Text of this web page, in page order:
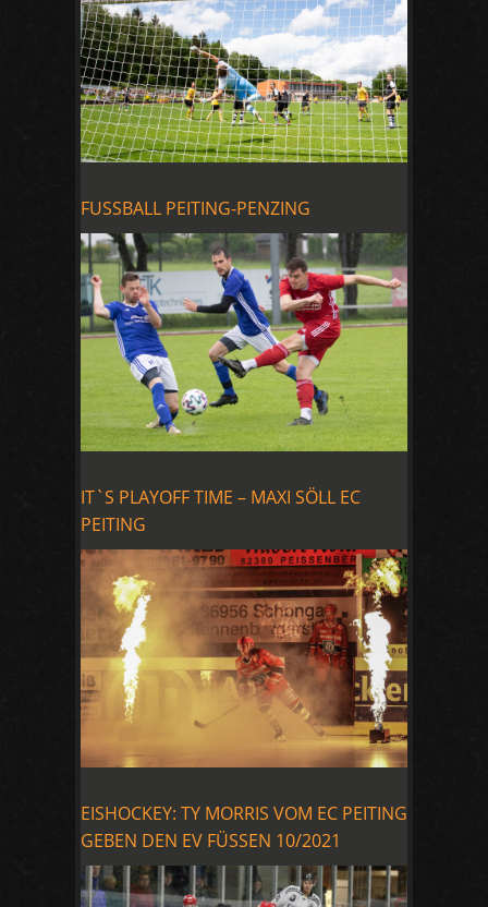
FUSSBALL PEITING-PENZING
IT`S PLAYOFF TIME – MAXI SÖLL EC
PEITING
EISHOCKEY: TY MORRIS VOM EC PEITING
GEBEN DEN EV FÜSSEN 10/2021